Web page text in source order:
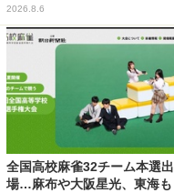
2026.8.6
全国高校麻雀32チーム本選出
場…麻布や大阪星光、東海も